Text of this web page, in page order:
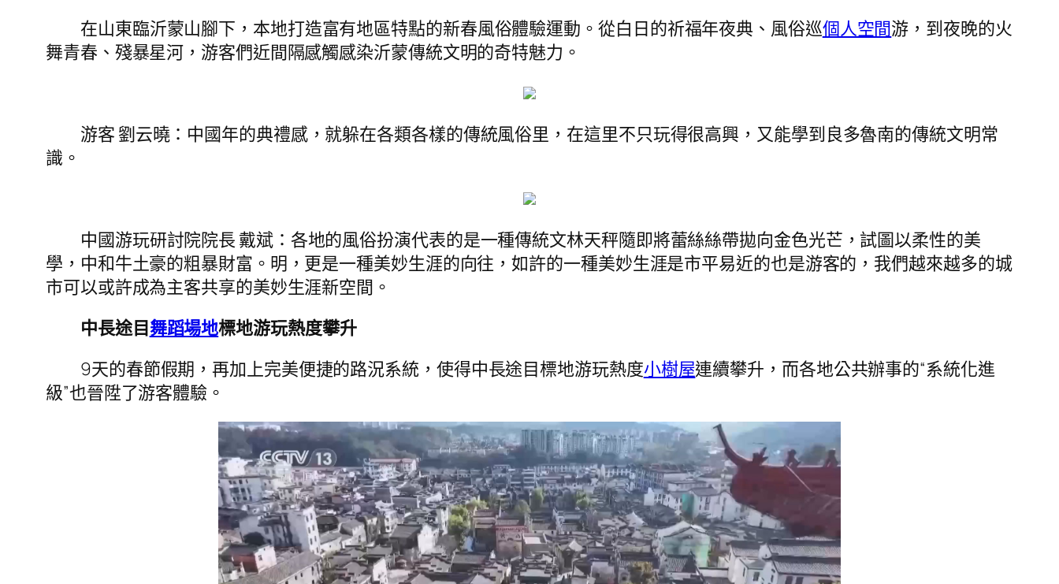
在山東臨沂蒙山腳下，本地打造富有地區特點的新春風俗體驗運動。從白日的祈福年夜典、風俗巡個人空間游，到夜晚的火
舞青春、殘暴星河，游客們近間隔感觸感染沂蒙傳統文明的奇特魅力。
游客 劉云曉：中國年的典禮感，就躲在各類各樣的傳統風俗里，在這里不只玩得很高興，又能學到良多魯南的傳統文明常
識。
中國游玩研討院院長 戴斌：各地的風俗扮演代表的是一種傳統文林天秤隨即將蕾絲絲帶拋向金色光芒，試圖以柔性的美
學，中和牛土豪的粗暴財富。明，更是一種美妙生涯的向往，如許的一種美妙生涯是市平易近的也是游客的，我們越來越多的城
市可以或許成為主客共享的美妙生涯新空間。
中長途目舞蹈場地標地游玩熱度攀升
9天的春節假期，再加上完美便捷的路況系統，使得中長途目標地游玩熱度小樹屋連續攀升，而各地公共辦事的“系統化進
級”也晉陞了游客體驗。